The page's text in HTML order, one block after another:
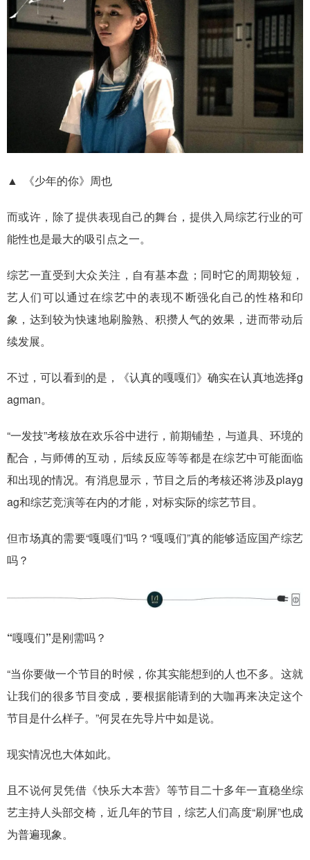
▲ 《少年的你》周也
而或许，除了提供表现自己的舞台，提供入局综艺行业的可
能性也是最大的吸引点之一。
综艺一直受到大众关注，自有基本盘；同时它的周期较短，
艺人们可以通过在综艺中的表现不断强化自己的性格和印
象，达到较为快速地刷脸熟、积攒人气的效果，进而带动后
续发展。
不过，可以看到的是，《认真的嘎嘎们》确实在认真地选择g
agman。
“一发技”考核放在欢乐谷中进行，前期铺垫，与道具、环境的
配合，与师傅的互动，后续反应等等都是在综艺中可能面临
和出现的情况。有消息显示，节目之后的考核还将涉及playg
ag和综艺竞演等在内的才能，对标实际的综艺节目。
但市场真的需要“嘎嘎们”吗？“嘎嘎们”真的能够适应国产综艺
吗？
“嘎嘎们”是刚需吗？
“当你要做一个节目的时候，你其实能想到的人也不多。这就
让我们的很多节目变成，要根据能请到的大咖再来决定这个
节目是什么样子。”何炅在先导片中如是说。
现实情况也大体如此。
且不说何炅凭借《快乐大本营》等节目二十多年一直稳坐综
艺主持人头部交椅，近几年的节目，综艺人们高度“刷屏”也成
为普遍现象。